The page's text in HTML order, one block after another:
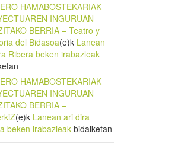
HAMABOSTEKARIAK
INGURUAN
BERRIA – Teatro y
del Bidasoa(e)k Lanean
Ribera beken irabazleak
HAMABOSTEKARIAK
INGURUAN
BERRIA –
(e)k Lanean ari dira
beken irabazleakbidalketan